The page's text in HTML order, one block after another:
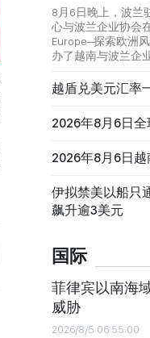
8月6日晚上，波兰
心与波兰企业协会
Europe–探索欧洲
办了越南与波兰企
越盾兑美元汇率
2026年8月6日
2026年8月6日
伊拟禁美以船只
飙升逾3美元
国际
菲律宾以南海
威胁
2026/8/5 06:55:00